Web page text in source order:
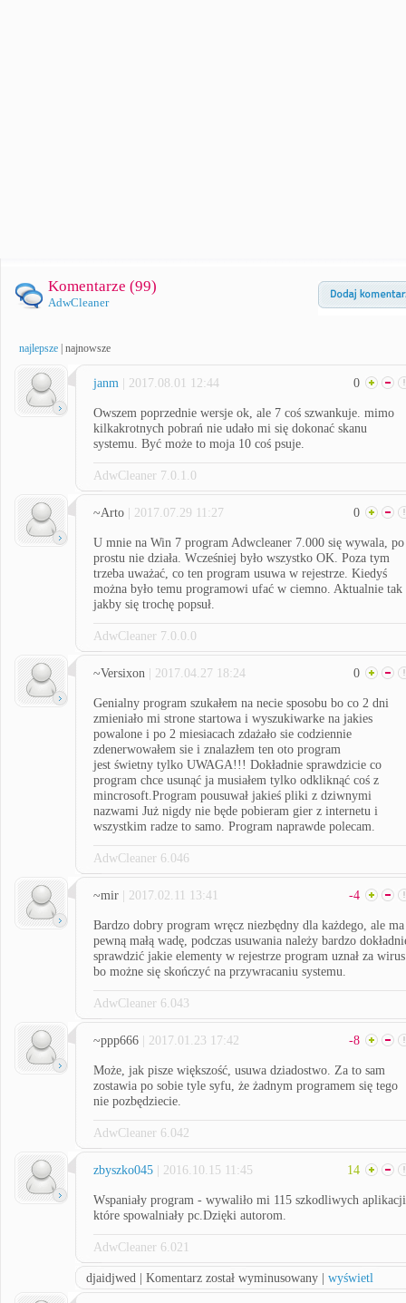
Komentarze (99)
AdwCleaner
najlepsze najnowsze
janm | 2017.08.01 12:44 0
Owszem poprzednie wersje ok, ale 7 coś szwankuje. mimo
kilkakrotnych pobrań nie udało mi się dokonać skanu
systemu. Być może to moja 10 coś psuje.
AdwCleaner 7.0.1.0
~Arto | 2017.07.29 11:27 0
U mnie na Win 7 program Adwcleaner 7.000 się wywala, po
prostu nie działa. Wcześniej było wszystko OK. Poza tym
trzeba uważać, co ten program usuwa w rejestrze. Kiedyś
można było temu programowi ufać w ciemno. Aktualnie tak
jakby się trochę popsuł.
AdwCleaner 7.0.0.0
~Versixon | 2017.04.27 18:24 0
Genialny program szukałem na necie sposobu bo co 2 dni
zmieniało mi strone startowa i wyszukiwarke na jakies
powalone i po 2 miesiacach zdażało sie codziennie
zdenerwowałem sie i znalazłem ten oto program
jest świetny tylko UWAGA!!! Dokładnie sprawdzicie co
program chce usunąć ja musiałem tylko odkliknąć coś z
mincrosoft.Program pousuwał jakieś pliki z dziwnymi
nazwami Już nigdy nie będe pobieram gier z internetu i
wszystkim radze to samo. Program naprawde polecam.
AdwCleaner 6.046
~mir | 2017.02.11 13:41 -4
Bardzo dobry program wręcz niezbędny dla każdego, ale ma
pewną małą wadę, podczas usuwania należy bardzo
sprawdzić jakie elementy w rejestrze program uznał za wirus
bo możne się skończyć na przywracaniu systemu.
AdwCleaner 6.043
~ppp666 | 2017.01.23 17:42 -8
Może, jak pisze większość, usuwa dziadostwo. Za to sam
zostawia po sobie tyle syfu, że żadnym programem się tego
nie pozbędziecie.
AdwCleaner 6.042
zbyszko045 | 2016.10.15 11:45 14
Wspaniały program - wywaliło mi 115 szkodliwych aplikacji
które spowalniały pc.Dzięki autorom.
AdwCleaner 6.021
djaidjwed | Komentarz został wyminusowany | wyświetl